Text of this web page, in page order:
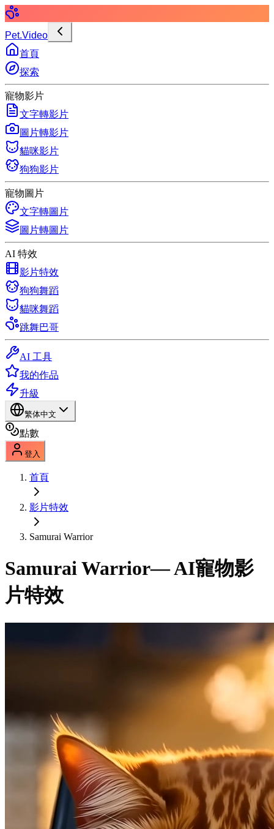
Pet.Video
首頁
探索
寵物影片
文字轉影片
圖片轉影片
貓咪影片
狗狗影片
寵物圖片
文字轉圖片
圖片轉圖片
AI 特效
影片特效
狗狗舞蹈
貓咪舞蹈
跳舞巴哥
AI 工具
我的作品
升級
繁体中文
點數
登入
首頁
影片特效
Samurai Warrior
Samurai Warrior— AI寵物影
片特效